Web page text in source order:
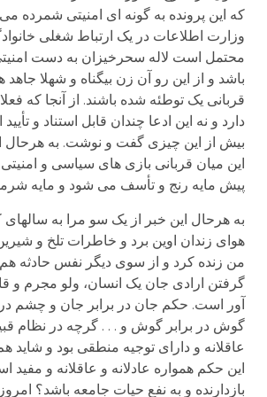
که این پرونده به گونه ای امنیتی شمرده
وزارت اطلاعات در یک ارتباط شغلی
محتمل است لاله سحرخیزان به دست
باشد و از این رو آن زن بیگناه و شهلا
قربانی یک توطئه شده باشند. از آنجا که
دارد و نه این ادعا چندان قابل استناد و
بیش از این چیزی گفت و نوشت. به هرحال
این میان قربانی بازی های سیاسی و
پیش مایه رنج و تأسف می شود و مایه
به هرحال این خبر از یک سو مرا به
هوای زندان اوین برد و خاطرات تلخ و
من زنده کرد و از سوی دیگر نفس حادثه هم
گرفتن ارادی جان یک انسان، ولو مجرم و
آور است. حکم جان در برابر جان و چشم
گوش در برابر گوش و . . . گرچه در نظام
عاقلانه و دارای توجیه منطقی بود و شاید هم
این حکم همواره عادلانه و عاقلانه و مفید
بازدارنده و به نفع حیات جامعه باشد؟